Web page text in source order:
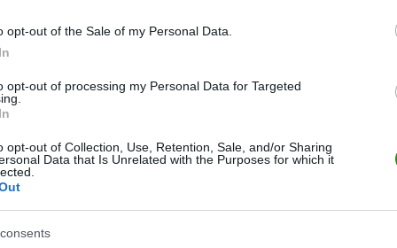
opt-out of the Sale of my Personal Data.
opt-out of processing my Personal Data for Targeted
opt-out of Collection, Use, Retention, Sale, and/or Sharing
Data that Is Unrelated with the Purposes for which it
50-
24 23 7 35-
24 15 5 0 24-
remis